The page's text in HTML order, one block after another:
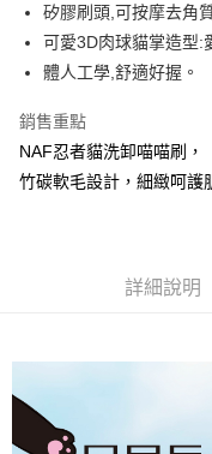
悠遊付
Google Pay
AFTEE先享後付
相關說明
【關於「AFTEE先享後付」
３．安心：先確認商品／服
３．收到繳費通知簡訊後14
ATM／網路銀行／等多元
每筆NT$80，滿NT$999(
矽膠刷頭,可按摩去角
可愛3D肉球貓掌造型:
體人工學,舒適好握。
銷售重點
NAF忍者貓洗卸喵喵刷，
竹碳軟毛設計，細緻呵護
詳細說明